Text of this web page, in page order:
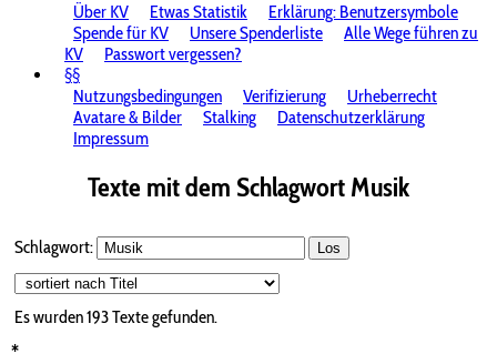
Über KV
Etwas Statistik
Erklärung: Benutzersymbole
Spende für KV
Unsere Spenderliste
Alle Wege führen zu
KV
Passwort vergessen?
§§
Nutzungsbedingungen
Verifizierung
Urheberrecht
Avatare & Bilder
Stalking
Datenschutzerklärung
Impressum
Texte mit dem Schlagwort Musik
Schlagwort: Los
Es wurden 193 Texte gefunden.
*